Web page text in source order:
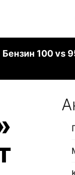
Бензин 100 vs